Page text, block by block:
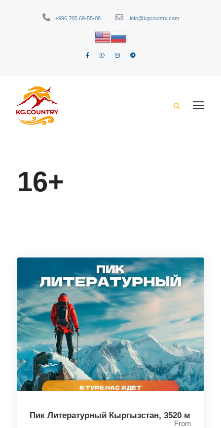
+996 705 69-55-08 info@kgcountry.com
16+
Пик Литературный Кыргызстан, 3520 м
From